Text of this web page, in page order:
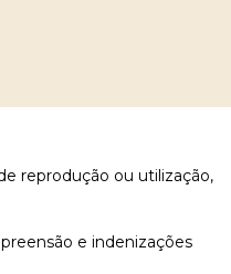
reprodução ou utilização,
e indenizações